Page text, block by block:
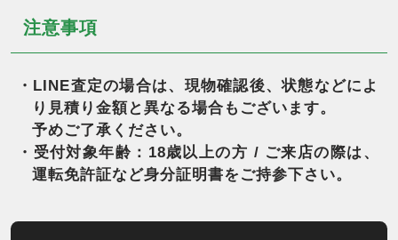
注意事項
・LINE査定の場合は、現物確認後、状態などによ
り見積り金額と異なる場合もございます。
予めご了承ください。
・受付対象年齢：18歳以上の方 / ご来店の際は、
運転免許証など身分証明書をご持参下さい。